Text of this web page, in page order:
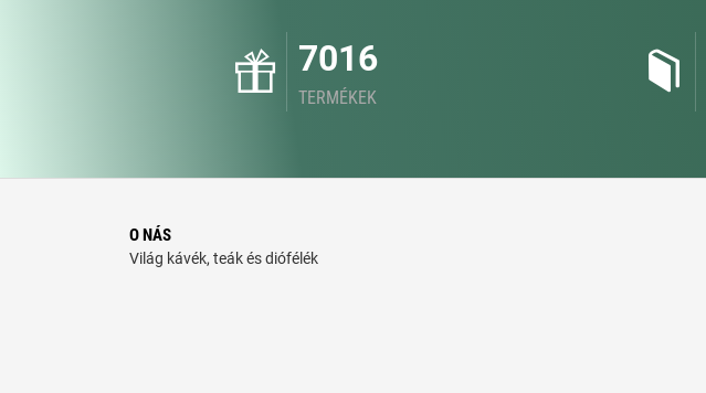
7016
TERMÉKEK
O NÁS
Világ kávék, teák és diófélék